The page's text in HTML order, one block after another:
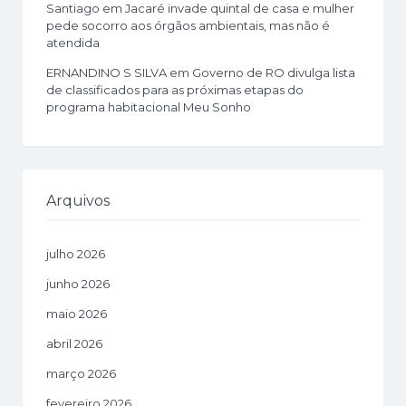
Santiago em Jacaré invade quintal de casa e mulher
pede socorro aos órgãos ambientais, mas não é
atendida
ERNANDINO S SILVA em Governo de RO divulga lista
de classificados para as próximas etapas do
programa habitacional Meu Sonho
Arquivos
julho 2026
junho 2026
maio 2026
abril 2026
março 2026
fevereiro 2026